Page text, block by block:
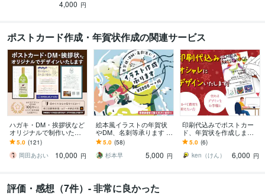
トお届けします！4,000 円
ポストカード作成・年賀状作成の関連サービス
ハガキ・DM・挨拶状など
オリジナルで制作いたし
ます 印刷のサポートも可
能です。不慣れな方も気
軽にお問合わせ下さい
5.0 (121)
岡田あおい
10,000 円
絵本風イラストの年賀状
やDM、名刺等承ります 制
作実績多数！印刷データ
ともに作成可能です
5.0 (58)
杉本早
5,000 円
印刷代込みでポストカー
ド、年賀状を作成します
ご要望に沿ったデザイン
を丁寧に作成いたします
5.0 (6)
ken（けん）
6,000 円
評価・感想（7件）- 非常に良かった